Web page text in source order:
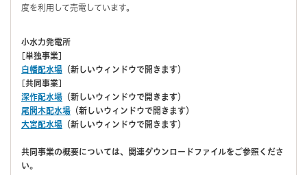
度を利用して売電しています。
小水力発電所
[単独事業]
白幡配水場 （新しいウィンドウで開きます）
[共同事業]
深作配水場 （新しいウィンドウで開きます）
尾間木配水場 （新しいウィンドウで開きます）
大宮配水場 （新しいウィンドウで開きます）
共同事業の概要については、関連ダウンロードファイルをご参照くださ
い。